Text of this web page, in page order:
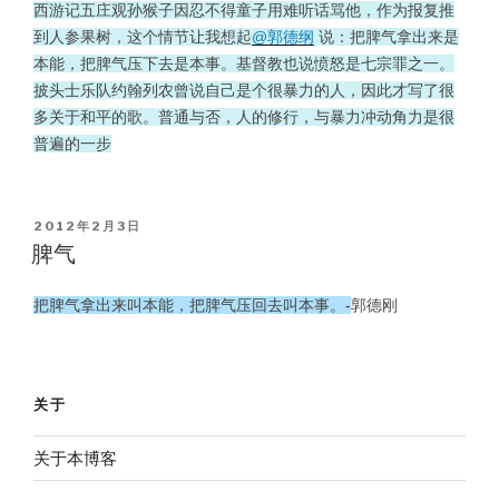
西游记五庄观孙猴子因忍不得童子用难听话骂他，作为报复推
到人参果树，这个情节让我想起@郭德纲 说：把脾气拿出来是
本能，把脾气压下去是本事。基督教也说愤怒是七宗罪之一。
披头士乐队约翰列农曾说自己是个很暴力的人，因此才写了很
多关于和平的歌。普通与否，人的修行，与暴力冲动角力是很
普遍的一步
POSTED
ON
2012年2月3日
脾气
把脾气拿出来叫本能，把脾气压回去叫本事。-郭德刚
关于
关于本博客